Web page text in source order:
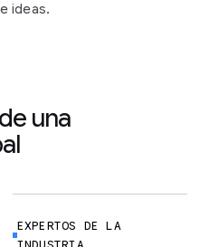
ideas.
una
EXPERTOS DE LA